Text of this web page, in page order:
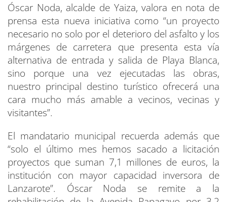
Óscar Noda, alcalde de Yaiza, valora en nota de
prensa esta nueva iniciativa como “un proyecto
necesario no solo por el deterioro del asfalto y los
márgenes de carretera que presenta esta vía
alternativa de entrada y salida de Playa Blanca,
sino porque una vez ejecutadas las obras,
nuestro principal destino turístico ofrecerá una
cara mucho más amable a vecinos, vecinas y
visitantes”.
El mandatario municipal recuerda además que
“solo el último mes hemos sacado a licitación
proyectos que suman 7,1 millones de euros, la
institución con mayor capacidad inversora de
Lanzarote”. Óscar Noda se remite a la